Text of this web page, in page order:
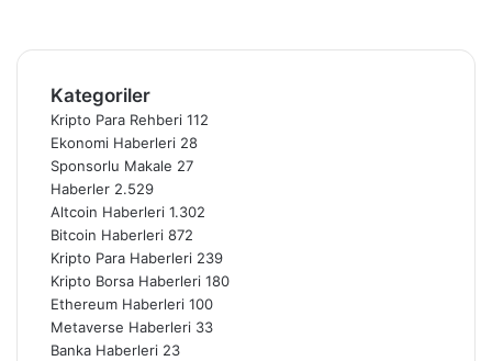
Kategoriler
Kripto Para Rehberi 112
Ekonomi Haberleri 28
Sponsorlu Makale 27
Haberler 2.529
Altcoin Haberleri 1.302
Bitcoin Haberleri 872
Kripto Para Haberleri 239
Kripto Borsa Haberleri 180
Ethereum Haberleri 100
Metaverse Haberleri 33
Banka Haberleri 23